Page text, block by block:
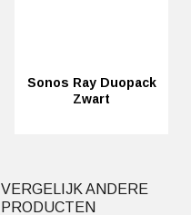
Sonos Ray Duopack
Zwart
VERGELIJK ANDERE
PRODUCTEN